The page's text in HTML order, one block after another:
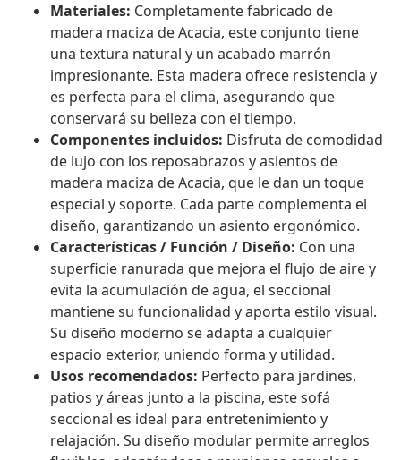
Materiales: Completamente fabricado de
madera maciza de Acacia, este conjunto tiene
una textura natural y un acabado marrón
impresionante. Esta madera ofrece resistencia y
es perfecta para el clima, asegurando que
conservará su belleza con el tiempo.
Componentes incluidos: Disfruta de comodidad
de lujo con los reposabrazos y asientos de
madera maciza de Acacia, que le dan un toque
especial y soporte. Cada parte complementa el
diseño, garantizando un asiento ergonómico.
Características / Función / Diseño: Con una
superficie ranurada que mejora el flujo de aire y
evita la acumulación de agua, el seccional
mantiene su funcionalidad y aporta estilo visual.
Su diseño moderno se adapta a cualquier
espacio exterior, uniendo forma y utilidad.
Usos recomendados: Perfecto para jardines,
patios y áreas junto a la piscina, este sofá
seccional es ideal para entretenimiento y
relajación. Su diseño modular permite arreglos